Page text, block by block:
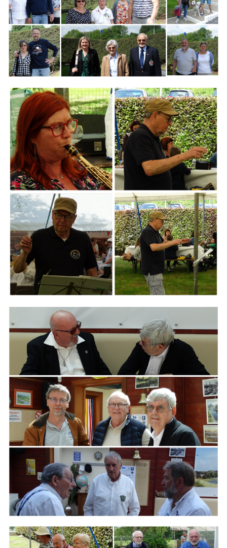
Branding
ARMCHAIR
ARMCHAIR
Branding
ARMCHAIR